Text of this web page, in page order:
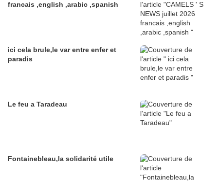
francais ,english ,arabic ,spanish
ici cela brule,le var entre enfer et
paradis
Le feu a Taradeau
Fontainebleau,la solidarité utile